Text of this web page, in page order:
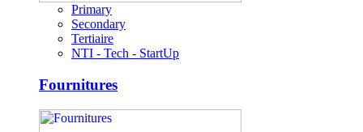
Primary
Secondary
Tertiaire
NTI - Tech - StartUp
Fournitures